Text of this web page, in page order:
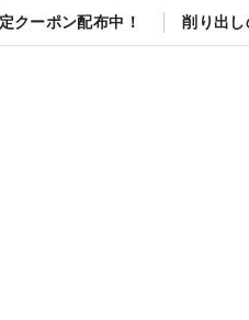
クーポン配布中！ 削り出